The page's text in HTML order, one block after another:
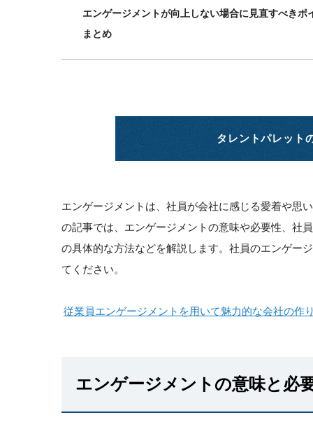
エンゲージメントが向上しない場合に見直すべきポ
まとめ
タレントパレット
エンゲージメントは、社員が会社に感じる愛着や思
の記事では、エンゲージメントの意味や必要性、社
の具体的な方法などを解説します。社員のエンゲー
てください。
従業員エンゲージメントを用いて魅力的な会社の作
エンゲージメントの意味と必